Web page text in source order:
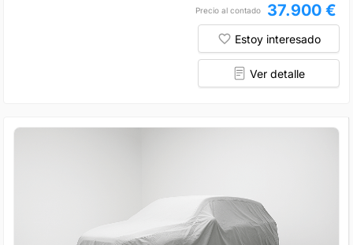
Precio al contado 37.900 €
Estoy interesado
Ver detalle